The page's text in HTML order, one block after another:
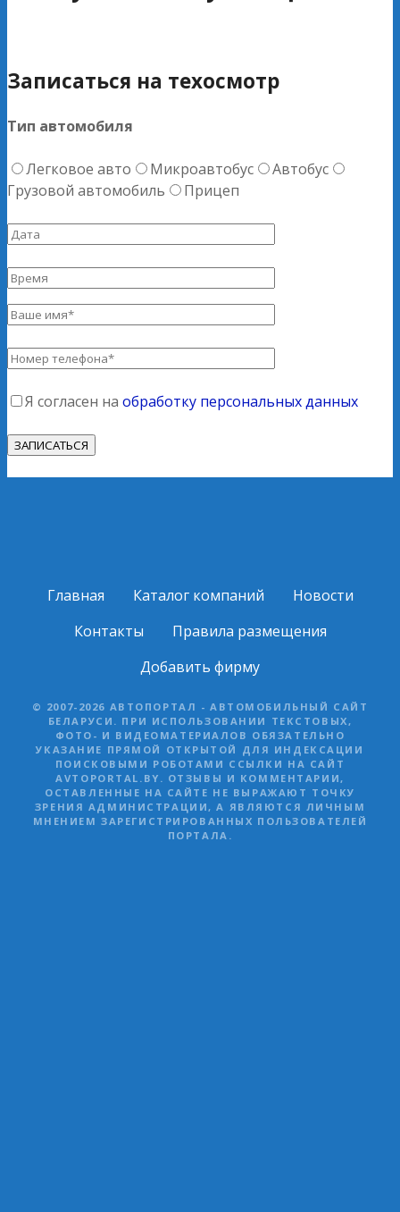
Записаться на техосмотр
Тип автомобиля
Легковое авто Микроавтобус
Автобус
Грузовой автомобиль
Прицеп
Я согласен на обработку персональных данных
Главная Каталог компаний
Новости
Контакты
Правила размещения
Добавить фирму
© 2007-2026 АВТОПОРТАЛ - АВТОМОБИЛЬНЫЙ САЙТ
БЕЛАРУСИ. ПРИ ИСПОЛЬЗОВАНИИ ТЕКСТОВЫХ,
ФОТО- И ВИДЕОМАТЕРИАЛОВ ОБЯЗАТЕЛЬНО
УКАЗАНИЕ ПРЯМОЙ ОТКРЫТОЙ ДЛЯ ИНДЕКСАЦИИ
ПОИСКОВЫМИ РОБОТАМИ ССЫЛКИ НА САЙТ
AVTOPORTAL.BY. ОТЗЫВЫ И КОММЕНТАРИИ,
ОСТАВЛЕННЫЕ НА САЙТЕ НЕ ВЫРАЖАЮТ ТОЧКУ
ЗРЕНИЯ АДМИНИСТРАЦИИ, А ЯВЛЯЮТСЯ ЛИЧНЫМ
МНЕНИЕМ ЗАРЕГИСТРИРОВАННЫХ ПОЛЬЗОВАТЕЛЕЙ
ПОРТАЛА.